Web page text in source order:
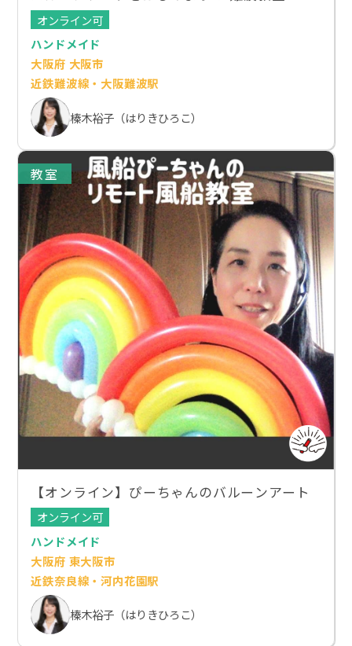
オンライン可
ハンドメイド
大阪府 大阪市
近鉄難波線・大阪難波駅
榛木裕子（はりきひろこ）
教室
【オンライン】ぴーちゃんのバルーンアート
オンライン可
ハンドメイド
大阪府 東大阪市
近鉄奈良線・河内花園駅
榛木裕子（はりきひろこ）